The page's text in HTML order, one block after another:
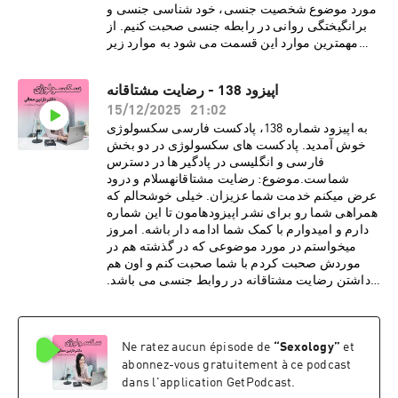
مورد موضوع شخصیت جنسی، خود شناسی جنسی و
برانگیختگی روانی در رابطه جنسی صحبت کنیم. از
مهمترین موارد این قسمت می شود به موارد زیر
خود واقعی همراهمان به جذابیت در رابطه جنسی
کمک می کند.· ارزش ها و نظام اخلاقی ما می
تواند نگرش ما به انجام فانتزی جنسی را تعیین
کند.· بررسی شخصیت های جنسی
مختلف· پیچیدگی انسان ها تاثیر بسیاری در نوع
برانگیختگی روانی جنسی در افراد دارد.درباره دکتر
نازنین معالیدکتر نازنین معالی، روانشناس بالینی و
پژوهشگر روابط جنسی، دارای بورد فوق تخصصی در
بیمارستان کایزر هستند. هم اکنون مطب ایشان در
شهر لس آنجلس به صورت ویدیو تراپی، پذیرای
درمان مدد جویان می باشد. دکتر معالی با مطالعات و
تحقیقاتی گسترده در زمینه های گوناگون روانشناسی،
تجربیات و دانسته های خود از طریق رسانه های
هستند.دوره آموزش
جنسی:https://www.intimacyrewired.comکد
تخفیف Dr. Moaliما را در صفحات اجتماعی دنبال
اپیزود 138 - رضایت مشتاقانه
15/12/2025
21:02
به اپیزود شماره 138، پادکست فارسی سکسولوژی
خوش آمدید. پادکست های سکسولوژی در دو بخش
فارسی و انگلیسی در پادگیر ها در دسترس
شماست.موضوع: رضایت مشتاقانهسلام و درود
عرض میکنم خدمت شما عزیزان. خیلی خوشحالم که
همراهی شما رو برای نشر اپیزودهامون تا این شماره
دارم و امیدوارم با کمک شما ادامه دار باشه. امروز
میخواستم در مورد موضوعی که در گذشته هم در
موردش صحبت کردم با شما صحبت کنم و اون هم
داشتن رضایت مشتاقانه در روابط جنسی می باشد.
اشاره کرد:· مسئله رضایت مشتاقانه مرتبط با
مشتاقانه قرارداد دائمی نیست و هر شخص می تواند
در لحظه این رضایت را پس بگیرد· نداشتن
رضایت حتی در روابط زناشویی هم میتواند نوعی از
Ne ratez aucun épisode de “Sexology” et
abonnez-vous gratuitement à ce podcast
dans l'application GetPodcast.